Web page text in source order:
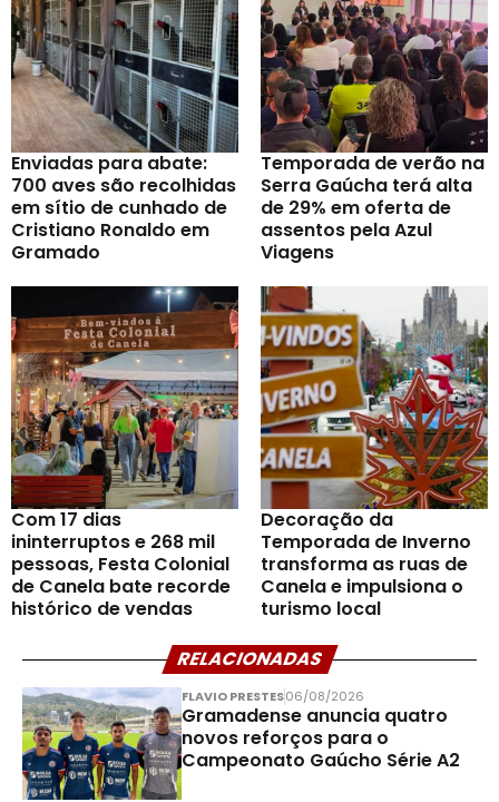
Enviadas para abate:
700 aves são recolhidas
em sítio de cunhado de
Cristiano Ronaldo em
Gramado
Temporada de verão na
Serra Gaúcha terá alta
de 29% em oferta de
assentos pela Azul
Viagens
Com 17 dias
ininterruptos e 268 mil
pessoas, Festa Colonial
de Canela bate recorde
histórico de vendas
Decoração da
Temporada de Inverno
transforma as ruas de
Canela e impulsiona o
turismo local
RELACIONADAS
FLAVIO PRESTES06/08/2026
Gramadense anuncia quatro
novos reforços para o
Campeonato Gaúcho Série A2